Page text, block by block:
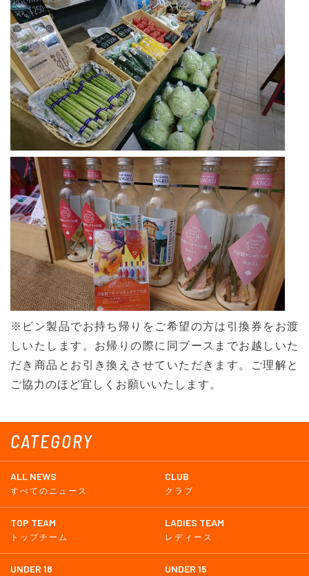
CATEGORY
ALL NEWS
すべてのニュース
CLUB
クラブ
TOP TEAM
トップチーム
LADIES TEAM
レディース
UNDER 18 UNDER 15
※ビン製品でお持ち帰りをご希望の方は引換券をお渡
しいたします。お帰りの際に同ブースまでお越しいた
だき商品とお引き換えさせていただきます。ご理解と
ご協力のほど宜しくお願いいたします。